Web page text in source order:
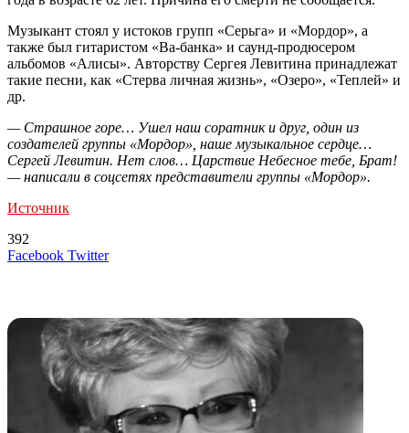
Музыкант стоял у истоков групп «Серьга» и «Мордор», а
также был гитаристом «Ва-банка» и саунд-продюсером
альбомов «Алисы». Авторству Сергея Левитина принадлежат
такие песни, как «Стерва личная жизнь», «Озеро», «Теплей» и
др.
— Страшное горе… Ушел наш соратник и друг, один из
создателей группы «Мордор», наше музыкальное сердце…
Сергей Левитин. Нет слов… Царствие Небесное тебе, Брат!
— написали в соцсетях представители группы «Мордор».
Источник
392
Facebook TwitterLinkedIn
Tumblr
Reddit
Вконтакте
Одноклассники
Skype
Messenger
Messenger
WhatsApp
Telegram
Viber
Line
Поделиться
Печатать